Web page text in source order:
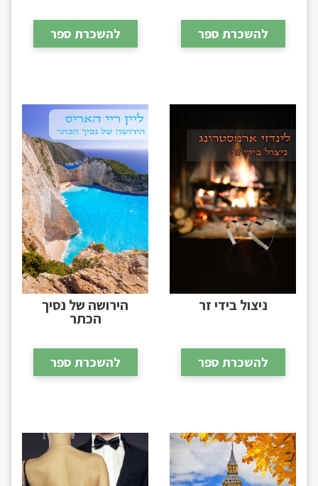
להשכרת ספר להשכרת ספר
ניצול בידי זר
להשכרת ספר
הירושה של נסיך
הכתר
להשכרת ספר